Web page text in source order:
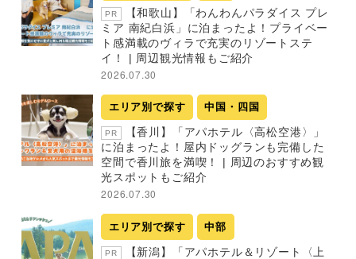
PR
【和歌山】「わんわんパラダイス プレ
ミア 南紀白浜」に泊まったよ！プライベー
ト感満載のヴィラで充実のリゾートステ
イ！ | 周辺観光情報もご紹介
2026.07.30
エリア別で探す 中国・四国
PR
【香川】「アパホテル〈高松空港〉」
に泊まったよ！屋内ドッグランも完備した
空間で香川旅を満喫！ | 周辺のおすすめ観
光スポットもご紹介
2026.07.30
エリア別で探す 中部
PR
【新潟】「アパホテル＆リゾート〈上